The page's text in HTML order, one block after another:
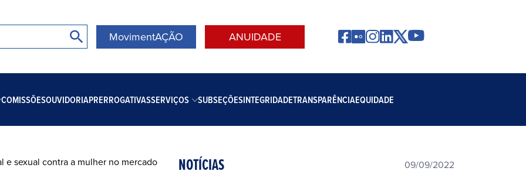
MovimentAÇÃO ANUIDADE
COMISSÕESOUVIDORIAPRERROGATIVASSERVIÇOS SUBSEÇÕESINTEGRIDADETRANSPARÊNCIAEQUIDADE
NOTÍCIAS 09/09/2022